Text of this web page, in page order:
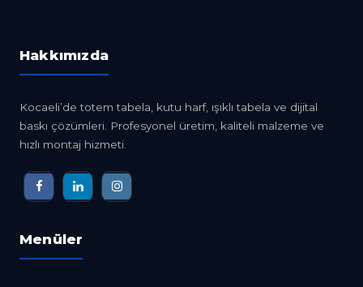
Hakkımızda
Kocaeli’de totem tabela, kutu harf, ışıklı tabela ve dijital
baskı çözümleri. Profesyonel üretim, kaliteli malzeme ve
hızlı montaj hizmeti.
Menüler